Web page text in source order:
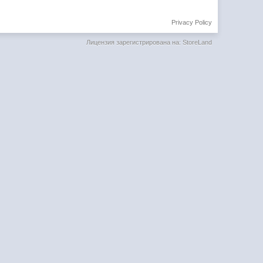
Privacy Policy
Лицензия зарегистрирована на: StoreLand